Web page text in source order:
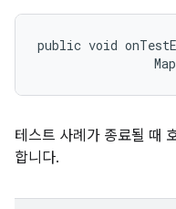
public void
테스트 사례가 종료될 때
합니다.